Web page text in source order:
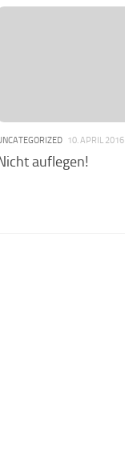
10. APRIL 2016
auflegen!